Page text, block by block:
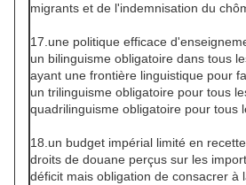
migrants et de l'indemnisation du
17.une politique efficace
un bilinguisme obligatoire dans tous
ayant une frontière linguistique pour
un trilinguisme obligatoire pour tous
quadrilinguisme obligatoire pour tous
18.un budget impérial limité en
droits de douane perçus sur les
déficit mais obligation de consacrer à